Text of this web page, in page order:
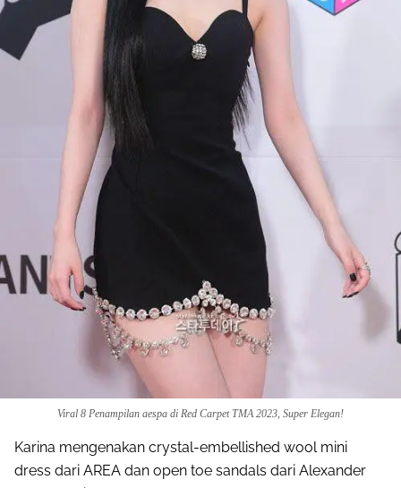
Viral 8 Penampilan aespa di Red Carpet TMA 2023, Super Elegan!
Karina mengenakan crystal-embellished wool mini
dress dari AREA dan open toe sandals dari Alexander